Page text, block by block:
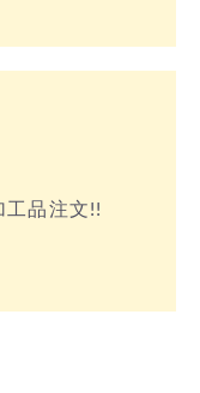
工品注文!!